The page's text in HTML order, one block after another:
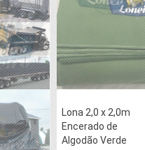
Lona 2,0 x 2,0m
Encerado de
Algodão Verde